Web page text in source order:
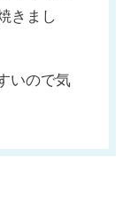
きまし
いので気